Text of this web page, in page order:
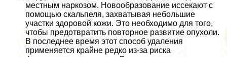
местным наркозом. Новообразование иссекают с
помощью скальпеля, захватывая небольшие
участки здоровой кожи. Это необходимо для того,
чтобы предотвратить повторное развитие опухоли.
В последнее время этот способ удаления
применяется крайне редко из-за риска